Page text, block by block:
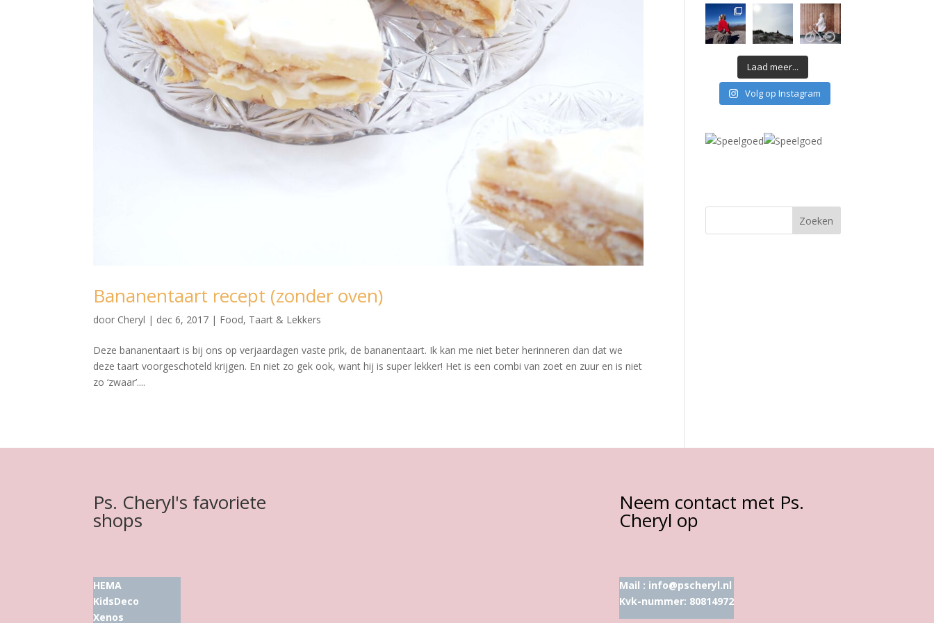
Bananentaart recept (zonder oven)
door Cheryl | dec 6, 2017 | Food, Taart & Lekkers
Deze bananentaart is bij ons op verjaardagen vaste prik, de bananentaart. Ik kan me niet beter herinneren dan dat we
deze taart voorgeschoteld krijgen. En niet zo gek ook, want hij is super lekker! Het is een combi van zoet en zuur en is niet
zo ‘zwaar’....
Laad meer...
Volg op Instagram
Ps. Cheryl's favoriete
shops
HEMA
KidsDeco
Xenos
Neem contact met Ps.
Cheryl op
Mail : info@pscheryl.nl
Kvk-nummer: 80814972